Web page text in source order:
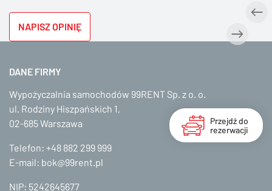
NAPISZ OPINIĘ
DANE FIRMY
Wypożyczalnia samochodów 99RENT Sp. z o. o.
ul. Rodziny Hiszpańskich 1,
02-685 Warszawa
Telefon: +48 882 299 999
E-mail: bok@99rent.pl
NIP: 5242645677
Przejdź do
rezerwacji